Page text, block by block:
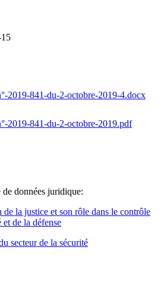
2019-841-du-2-octobre-2019-4.docx
2019-841-du-2-octobre-2019.pdf
de données juridique:
la justice et son rôle dans le contrôle
et de la défense
secteur de la sécurité